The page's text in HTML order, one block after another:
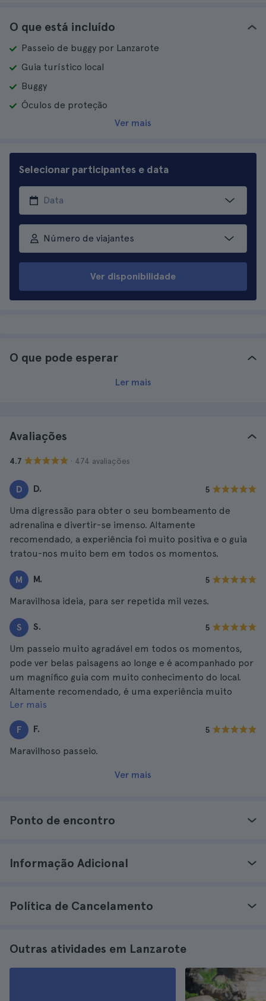
O que está incluído
Passeio de buggy por Lanzarote
Guia turístico local
Buggy
Óculos de proteção
Ver mais
Selecionar participantes e data
Número de viajantes
Ver disponibilidade
O que pode esperar
Ler mais
Avaliações
4.7 · 474 avaliações
D D. 5
Uma digressão para obter o seu bombeamento de
adrenalina e divertir-se imenso. Altamente
recomendado, a experiência foi muito positiva e o guia
tratou-nos muito bem em todos os momentos.
M M. 5
Maravilhosa ideia, para ser repetida mil vezes.
S S. 5
Um passeio muito agradável em todos os momentos,
pode ver belas paisagens ao longe e é acompanhado por
um magnífico guia com muito conhecimento do local.
Altamente recomendado, é uma experiência muito
gratificante.
Ler mais
F F. 5
Maravilhoso passeio.
Ver mais
Ponto de encontro
Informação Adicional
Política de Cancelamento
Outras atividades em Lanzarote